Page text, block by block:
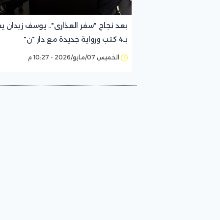
بعد نجاح "سفر العذارى".. يوسف زيدان
بـ4 كتب ورواية جديدة مع دار "ن"
الخميس 07/مايو/2026 - 10:27 م